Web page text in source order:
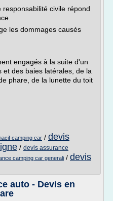
civile répond
les dommages causés
engagés à la suite d'un
et des baies latérales, de la
phare, de la lunette du toit
camping car / devis
/ devis assurance
camping car generali / devis
auto - Devis en